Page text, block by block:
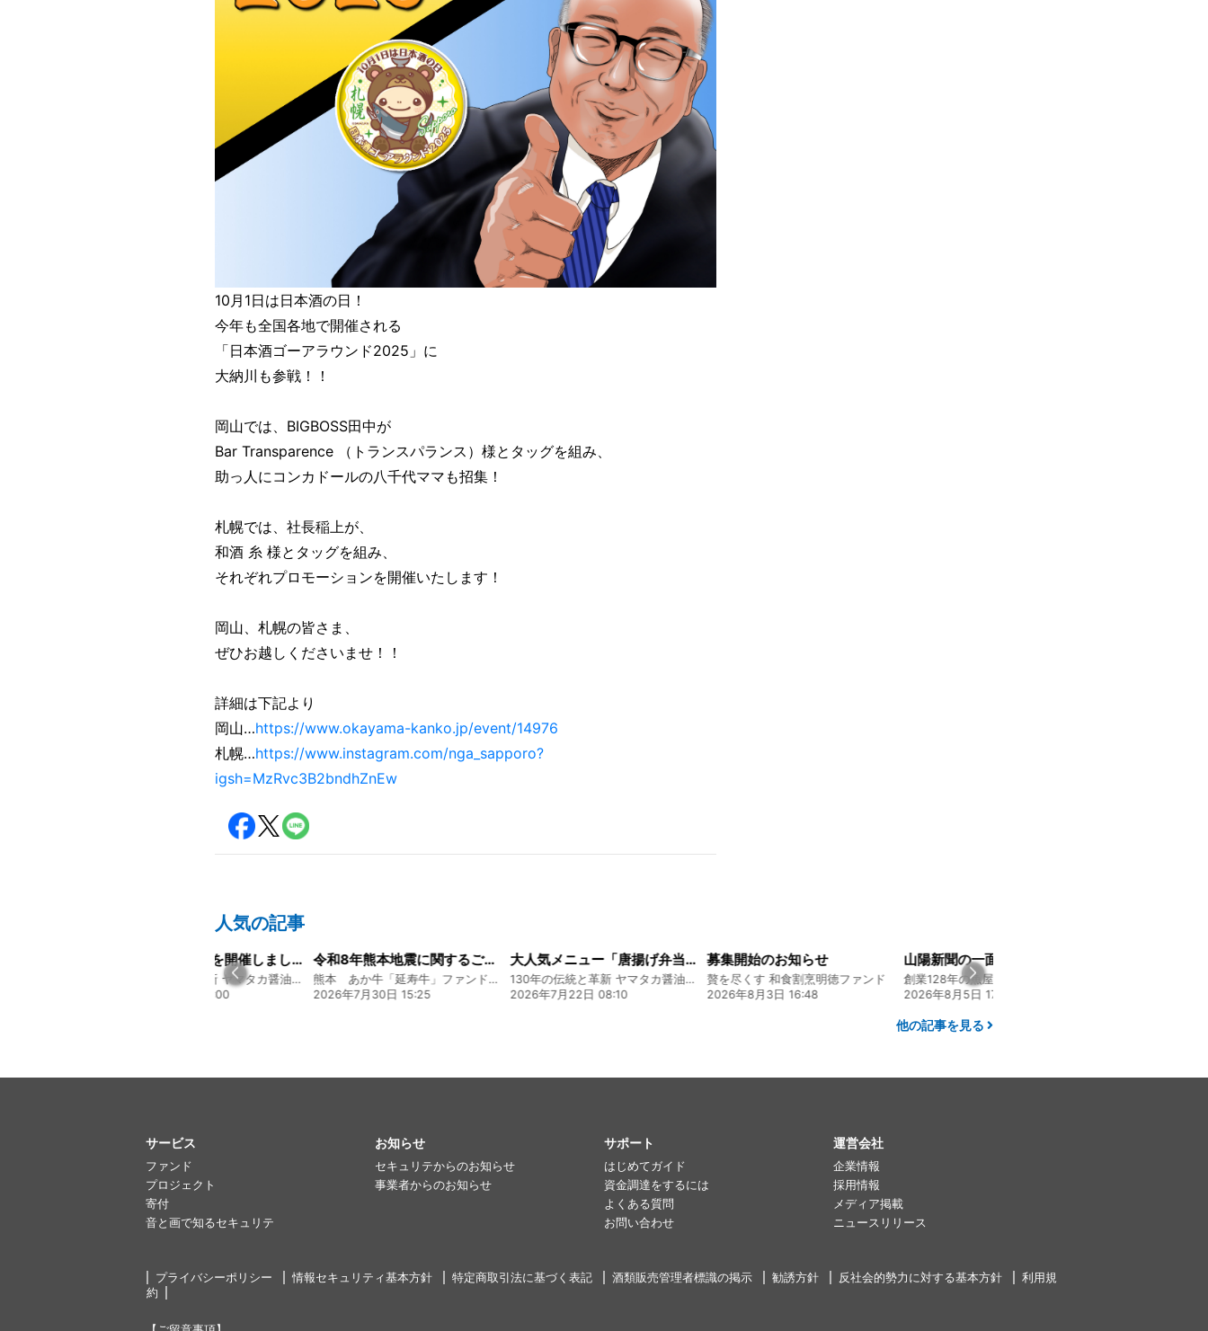
10月1日は日本酒の日！
今年も全国各地で開催される
「日本酒ゴーアラウンド2025」に
大納川も参戦！！
岡山では、BIGBOSS田中が
Bar Transparence （トランスパランス）様とタッグを組み、
助っ人にコンカドールの八千代ママも招集！
札幌では、社長稲上が、
和酒 糸 様とタッグを組み、
それぞれプロモーションを開催いたします！
岡山、札幌の皆さま、
ぜひお越しくださいませ！！
詳細は下記より
岡山…https://www.okayama-kanko.jp/event/14976
札幌…https://www.instagram.com/nga_sapporo?
igsh=MzRvc3B2bndhZnEw
人気の記事
令和8年熊本地震に関するご報告
熊本 あか牛「延寿牛」ファンド2026
2026年7月30日 15:25
大人気メニュー「唐揚げ弁当」のレシピをご紹介します！
130年の伝統と革新 ヤマタカ醤油ファンド
2026年7月22日 08:10
募集開始のお知らせ
贅を尽くす 和食割烹明徳ファンド
2026年8月3日 16:48
創業128年の魚屋 倉敷「魚春」ファンド
2026年8月5日 17:24
2026年8月4日 20:00
他の記事を見る
サービス
ファンド
プロジェクト
寄付
音と画で知るセキュリテ
お知らせ
セキュリテからのお知らせ
事業者からのお知らせ
サポート
はじめてガイド
資金調達をするには
よくある質問
お問い合わせ
運営会社
企業情報
採用情報
メディア掲載
ニュースリリース
プライバシーポリシー 情報セキュリティ基本方針 特定商取引法に基づく表記 酒類販売管理者標識の掲示 勧誘方針 反社会的勢力に対する基本方針
利用規
約